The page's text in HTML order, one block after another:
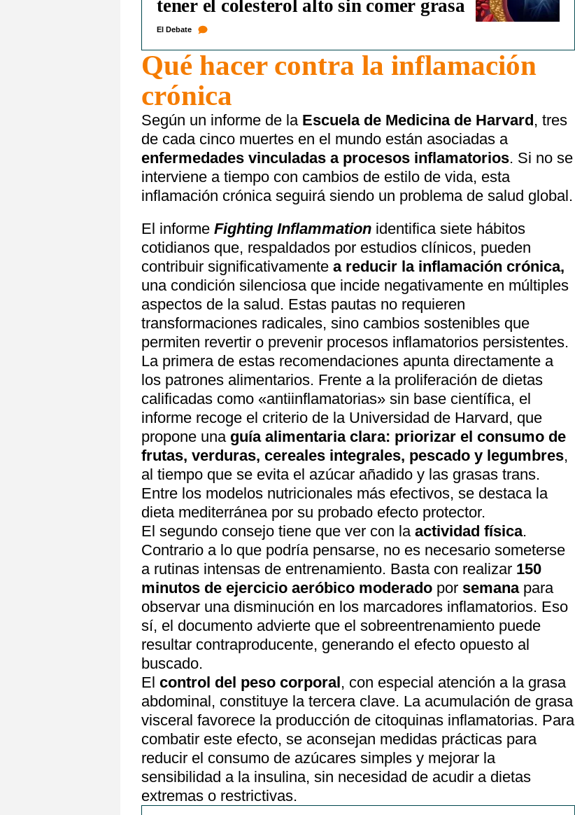
tener el colesterol alto sin comer grasa
El Debate
Qué hacer contra la inflamación
crónica
Según un informe de laEscuela de Medicina de Harvard , tres
de cada cinco muertes en el mundo están asociadas a
enfermedades vinculadas a procesos inflamatorios. Si no se
interviene a tiempo con cambios de estilo de vida, esta
inflamación crónica seguirá siendo un problema de salud global.
El informe Fighting Inflammation identifica siete hábitos
cotidianos que, respaldados por estudios clínicos, pueden
contribuir significativamente a reducir la inflamación crónica,
una condición silenciosa que incide negativamente en múltiples
aspectos de la salud. Estas pautas no requieren
transformaciones radicales, sino cambios sostenibles que
permiten revertir o prevenir procesos inflamatorios persistentes.
La primera de estas recomendaciones apunta directamente a
los patrones alimentarios. Frente a la proliferación de dietas
calificadas como «antiinflamatorias» sin base científica, el
informe recoge el criterio de la Universidad de Harvard, que
propone una guía alimentaria clara: priorizar el consumo de
frutas, verduras, cereales integrales, pescado y legumbres,
al tiempo que se evita el azúcar añadido y las grasas trans.
Entre los modelos nutricionales más efectivos, se destaca la
dieta mediterránea por su probado efecto protector.
El segundo consejo tiene que ver con la actividad física.
Contrario a lo que podría pensarse, no es necesario someterse
a rutinas intensas de entrenamiento. Basta con realizar 150
minutos de ejercicio aeróbico moderado por semana para
observar una disminución en los marcadores inflamatorios. Eso
sí, el documento advierte que el sobreentrenamiento puede
resultar contraproducente, generando el efecto opuesto al
buscado.
El control del peso corporal , con especial atención a la grasa
abdominal, constituye la tercera clave. La acumulación de grasa
visceral favorece la producción de citoquinas inflamatorias. Para
combatir este efecto, se aconsejan medidas prácticas para
reducir el consumo de azúcares simples y mejorar la
sensibilidad a la insulina, sin necesidad de acudir a dietas
extremas o restrictivas.